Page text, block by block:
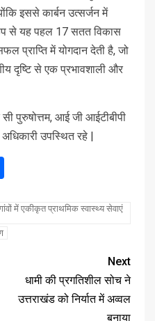
इससे कार्बन उत्सर्जन में
से यह पहल 17 सतत विकास
प्राप्ति में योगदान देती है, जो
दृष्टि से एक प्रभावशाली और
पुरुषोत्तम, आई जी आईटीबीपी
उपस्थित रहे |
में एकीकृत प्राथमिक स्वास्थ्य सेवाएं
Next
धामी की प्रगतिशील सोच ने
उत्तराखंड को निर्यात में अव्वल
बनाया